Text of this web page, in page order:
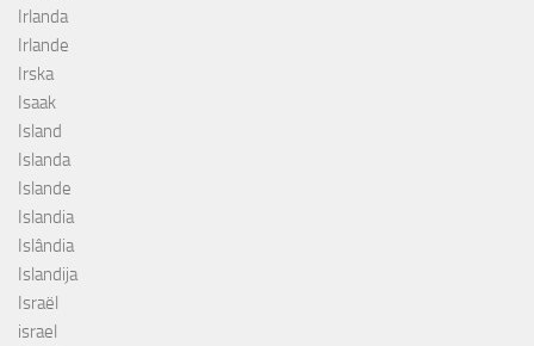
Irlanda
Irlande
Irska
Isaak
Island
Islanda
Islande
Islandia
Islândia
Islandija
Israël
israel